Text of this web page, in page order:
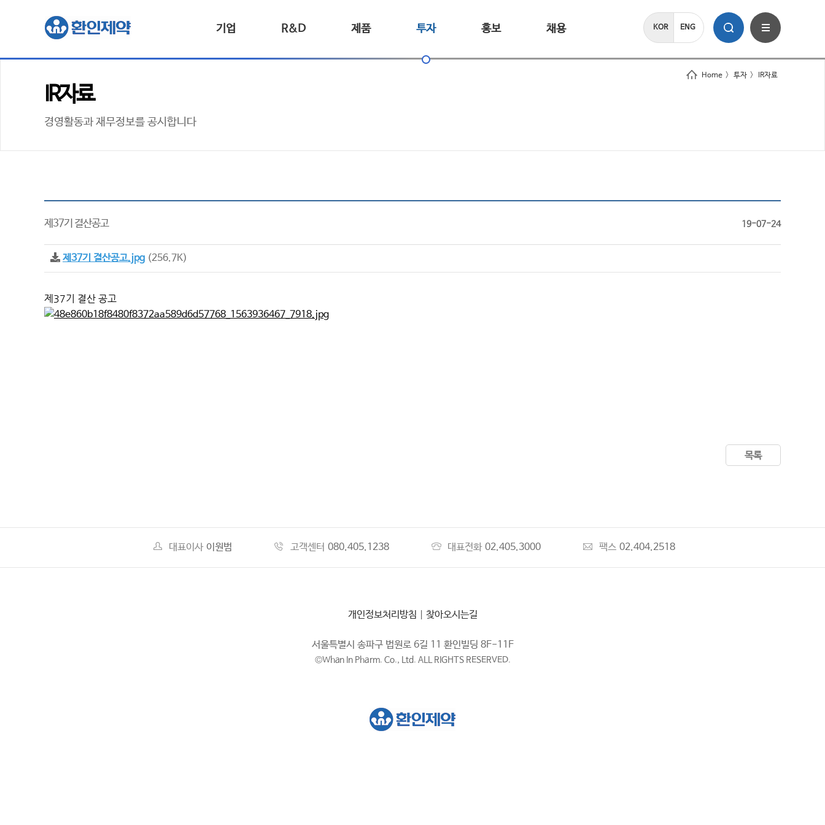
KOR ENG
기업 R&D 제품 투자 홍보 채용
Home > 투자 > IR자료
IR자료
경영활동과 재무정보를 공시합니다
제37기 결산공고 19-07-24
제37기 결산공고.jpg (256.7K)
제37기 결산 공고
목록
대표이사 이원범 고객센터 080.405.1238 대표전화 02.405.3000 팩스 02.404.2518
개인정보처리방침 찾아오시는길
서울특별시 송파구 법원로 6길 11 환인빌딩 8F-11F
©Whan In Pharm. Co., Ltd. ALL RIGHTS RESERVED.